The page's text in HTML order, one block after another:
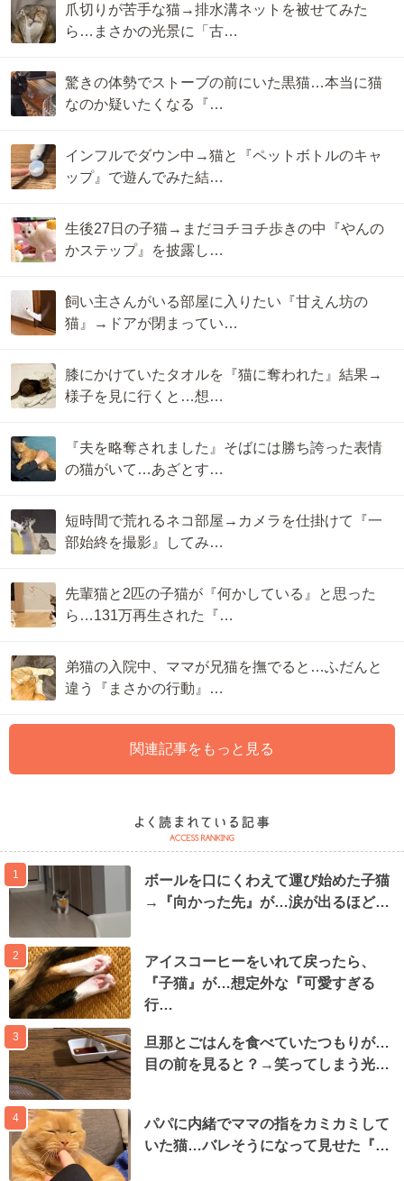
爪切りが苦手な猫→排水溝ネットを被せてみた
ら…まさかの光景に「古…
驚きの体勢でストーブの前にいた黒猫…本当に猫
なのか疑いたくなる『…
インフルでダウン中→猫と『ペットボトルのキャ
ップ』で遊んでみた結…
生後27日の子猫→まだヨチヨチ歩きの中『やんの
かステップ』を披露し…
飼い主さんがいる部屋に入りたい『甘えん坊の
猫』→ドアが閉まってい…
膝にかけていたタオルを『猫に奪われた』結果→
様子を見に行くと…想…
『夫を略奪されました』そばには勝ち誇った表情
の猫がいて…あざとす…
短時間で荒れるネコ部屋→カメラを仕掛けて『一
部始終を撮影』してみ…
先輩猫と2匹の子猫が『何かしている』と思った
ら…131万再生された『…
弟猫の入院中、ママが兄猫を撫でると…ふだんと
違う『まさかの行動』…
関連記事をもっと見る
1
ボールを口にくわえて運び始めた子猫
→『向かった先』が…涙が出るほど…
2
アイスコーヒーをいれて戻ったら、
『子猫』が…想定外な『可愛すぎる
行…
3
旦那とごはんを食べていたつもりが…
目の前を見ると？→笑ってしまう光…
4
パパに内緒でママの指をカミカミして
いた猫…バレそうになって見せた『…